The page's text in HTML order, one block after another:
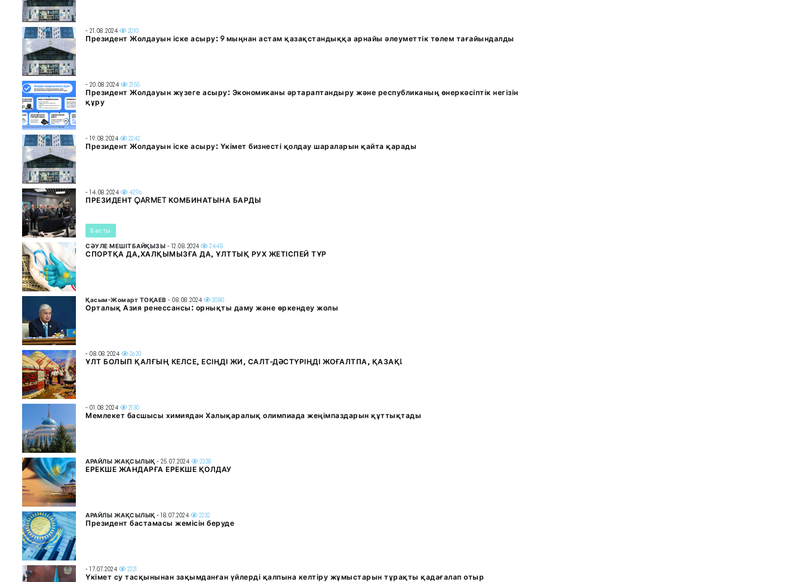
- 21.08.2024 2010
Президент Жолдауын іске асыру: 9 мыңнан астам қазақстандыққа арнайы әлеуметтік төлем тағайындалды
- 20.08.2024 2155
Президент Жолдауын жүзеге асыру: Экономиканы әртараптандыру және республиканың өнеркәсіптік негізін
құру
- 19.08.2024 2242
Президент Жолдауын іске асыру: Үкімет бизнесті қолдау шараларын қайта қарады
- 14.08.2024 4296
ПРЕЗИДЕНТ QARMET КОМБИНАТЫНА БАРДЫ
Басты
СӘУЛЕ МЕШІТБАЙҚЫЗЫ - 12.08.2024 2448
СПОРТҚА ДА,ХАЛҚЫМЫЗҒА ДА, ҰЛТТЫҚ РУХ ЖЕТІСПЕЙ ТҰР
Қасым-Жомарт ТОҚАЕВ - 08.08.2024 2080
Орталық Азия ренессансы: орнықты даму және өркендеу жолы
- 08.08.2024 2620
ҰЛТ БОЛЫП ҚАЛҒЫҢ КЕЛСЕ, ЕСІҢДІ ЖИ, САЛТ-ДӘСТҮРІҢДІ ЖОҒАЛТПА, ҚАЗАҚ!
- 01.08.2024 2130
Мемлекет басшысы химиядан Халықаралық олимпиада жеңімпаздарын құттықтады
АРАЙЛЫ ЖАҚСЫЛЫҚ - 25.07.2024 2328
ЕРЕКШЕ ЖАНДАРҒА ЕРЕКШЕ ҚОЛДАУ
АРАЙЛЫ ЖАҚСЫЛЫҚ - 18.07.2024 2232
Президент бастамасы жемісін беруде
- 17.07.2024 2221
Үкімет су тасқынынан зақымданған үйлерді қалпына келтіру жұмыстарын тұрақты қадағалап отыр